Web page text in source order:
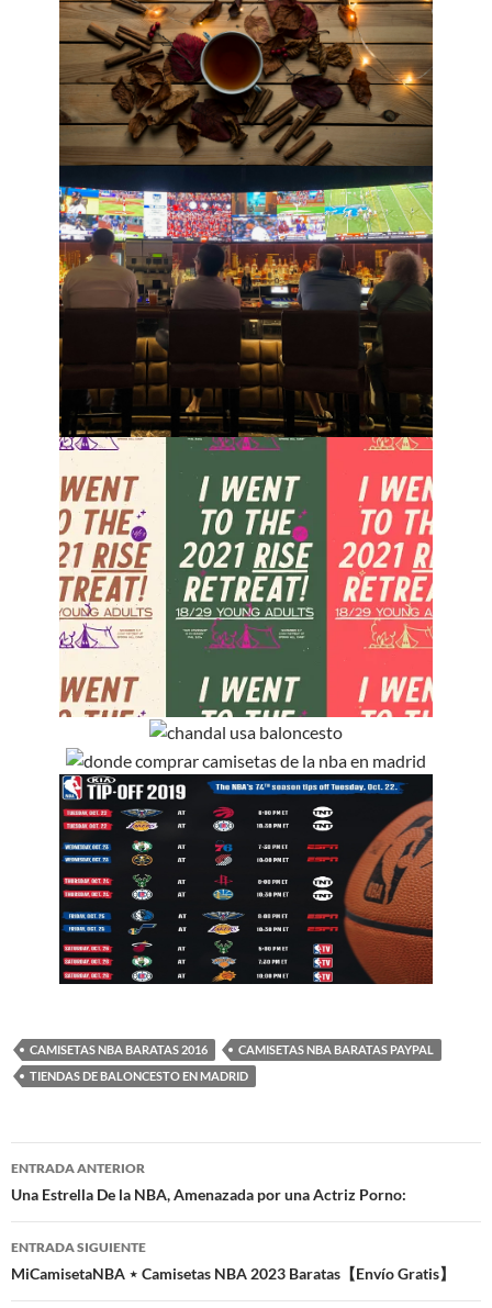
CAMISETAS NBA BARATAS 2016
CAMISETAS NBA BARATAS PAYPAL
TIENDAS DE BALONCESTO EN MADRID
Navegación
de
entradas
ENTRADA ANTERIOR
Una Estrella De la NBA, Amenazada por una Actriz Porno:
ENTRADA SIGUIENTE
MiCamisetaNBA ⋆ Camisetas NBA 2023 Baratas【Envío Gratis】